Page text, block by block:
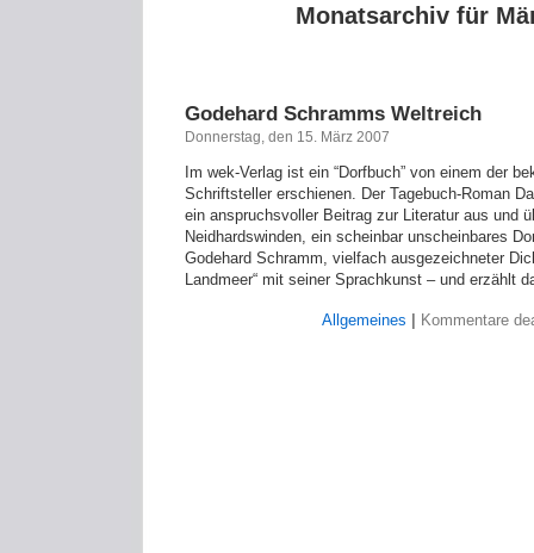
Monatsarchiv für
Godehard Schramms Weltreich
Donnerstag, den 15. März 2007
Im wek-Verlag ist ein “Dorfbuch” von einem der
Schriftsteller erschienen. Der Tagebuch-Roman
ein anspruchsvoller Beitrag zur Literatur aus und
Neidhardswinden, ein scheinbar unscheinbares
Godehard Schramm, vielfach ausgezeichneter
Landmeer“ mit seiner Sprachkunst – und erzählt
Allgemeines Kommentare